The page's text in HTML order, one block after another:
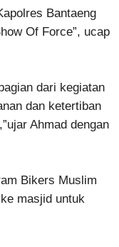
Bantaeng
Of Force”, ucap
dari kegiatan
dan ketertiban
Ahmad dengan
Bikers Muslim
masjid untuk